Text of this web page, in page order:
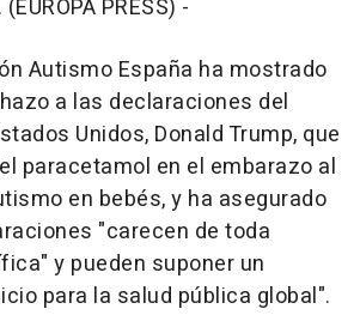
PRESS) -
Autismo España ha mostrado
a las declaraciones del
Unidos, Donald Trump, que
paracetamol en el embarazo al
en bebés, y ha asegurado
"carecen de toda
y pueden suponer un
para la salud pública global".